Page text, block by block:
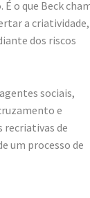
o que Beck
a criatividade,
dos riscos
sociais,
e
recriativas de
um processo de